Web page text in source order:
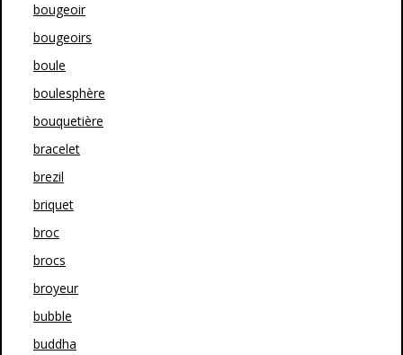
bougeoir
bougeoirs
boule
boulesphère
bouquetière
bracelet
brezil
briquet
broc
brocs
broyeur
bubble
buddha